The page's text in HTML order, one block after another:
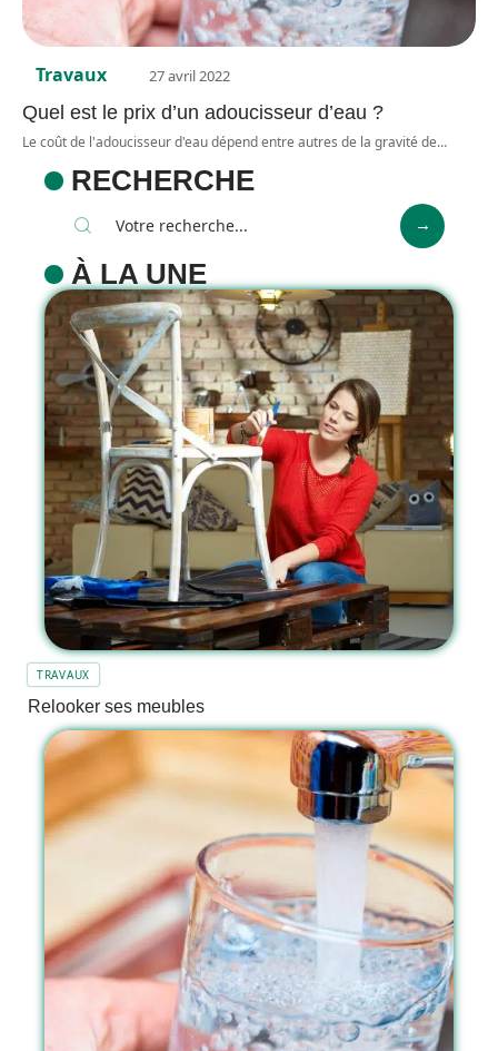
Travaux 27 avril 2022
Quel est le prix d’un adoucisseur d’eau ?
Le coût de l'adoucisseur d'eau dépend entre autres de la gravité de…
RECHERCHE
À LA UNE
TRAVAUX
Relooker ses meubles